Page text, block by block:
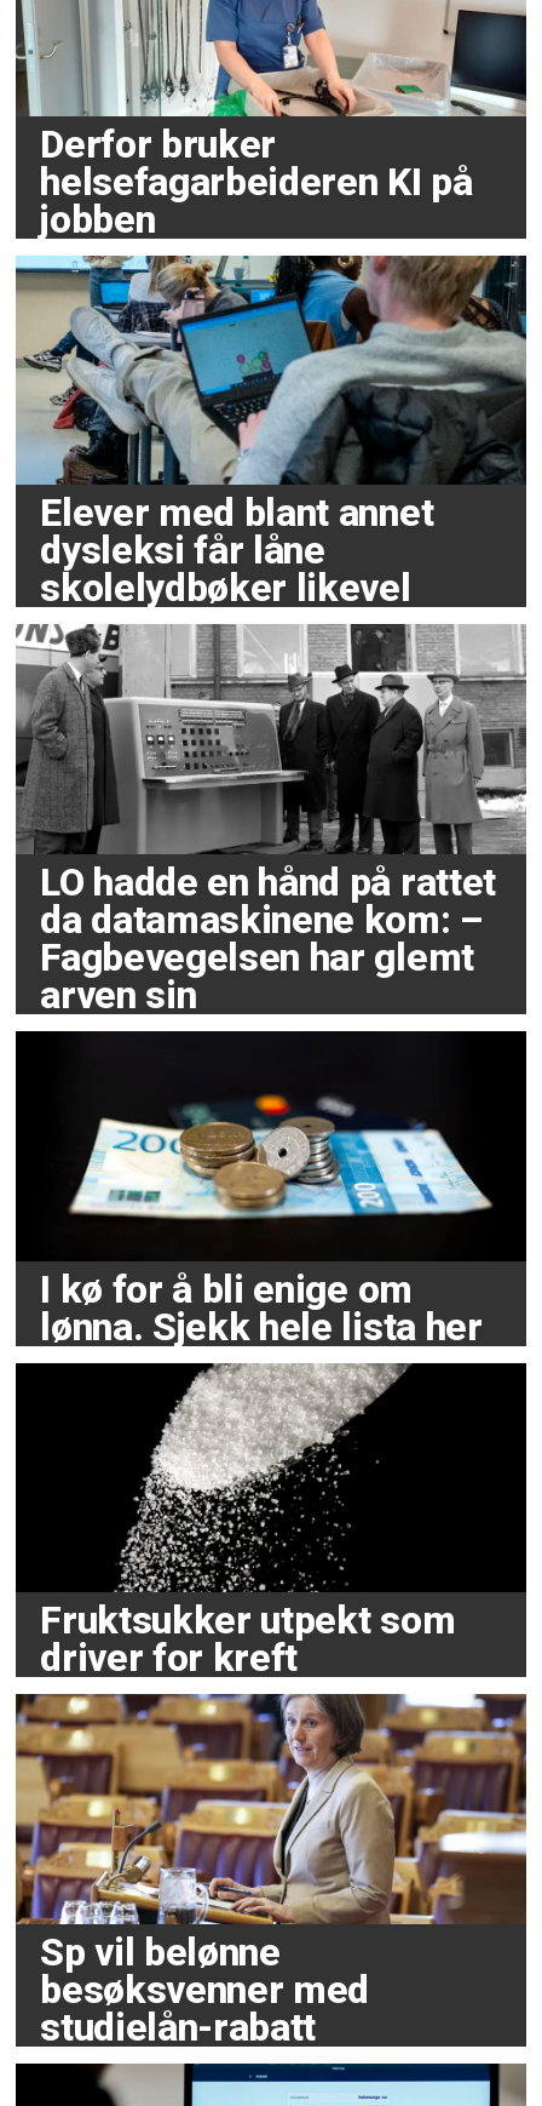
Derfor bruker
helsefagarbeideren KI på
jobben
Elever med blant annet
dysleksi får låne
skolelydbøker likevel
LO hadde en hånd på rattet
da datamaskinene kom: –
Fagbevegelsen har glemt
arven sin
I kø for å bli enige om
lønna. Sjekk hele lista her
Fruktsukker utpekt som
driver for kreft
Sp vil belønne
besøksvenner med
studielån-rabatt